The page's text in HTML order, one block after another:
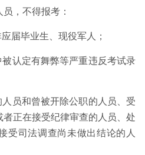
，不得报考：
届毕业生、现役军人；
认定有舞弊等严重违反考试录
员和曾被开除公职的人员、受
正在接受纪律审查的人员、处
受司法调查尚未做出结论的人